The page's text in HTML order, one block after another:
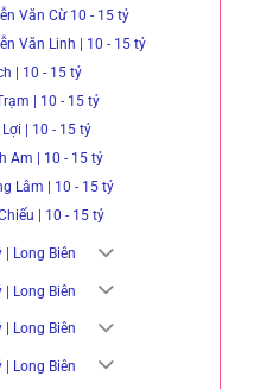
Văn Cừ 10 - 15 tỷ
Văn Linh | 10 - 15 tỷ
| 10 - 15 tỷ
| 10 - 15 tỷ
Lợi | 10 - 15 tỷ
Am | 10 - 15 tỷ
Lâm | 10 - 15 tỷ
| 10 - 15 tỷ
| Long Biên
| Long Biên
| Long Biên
| Long Biên